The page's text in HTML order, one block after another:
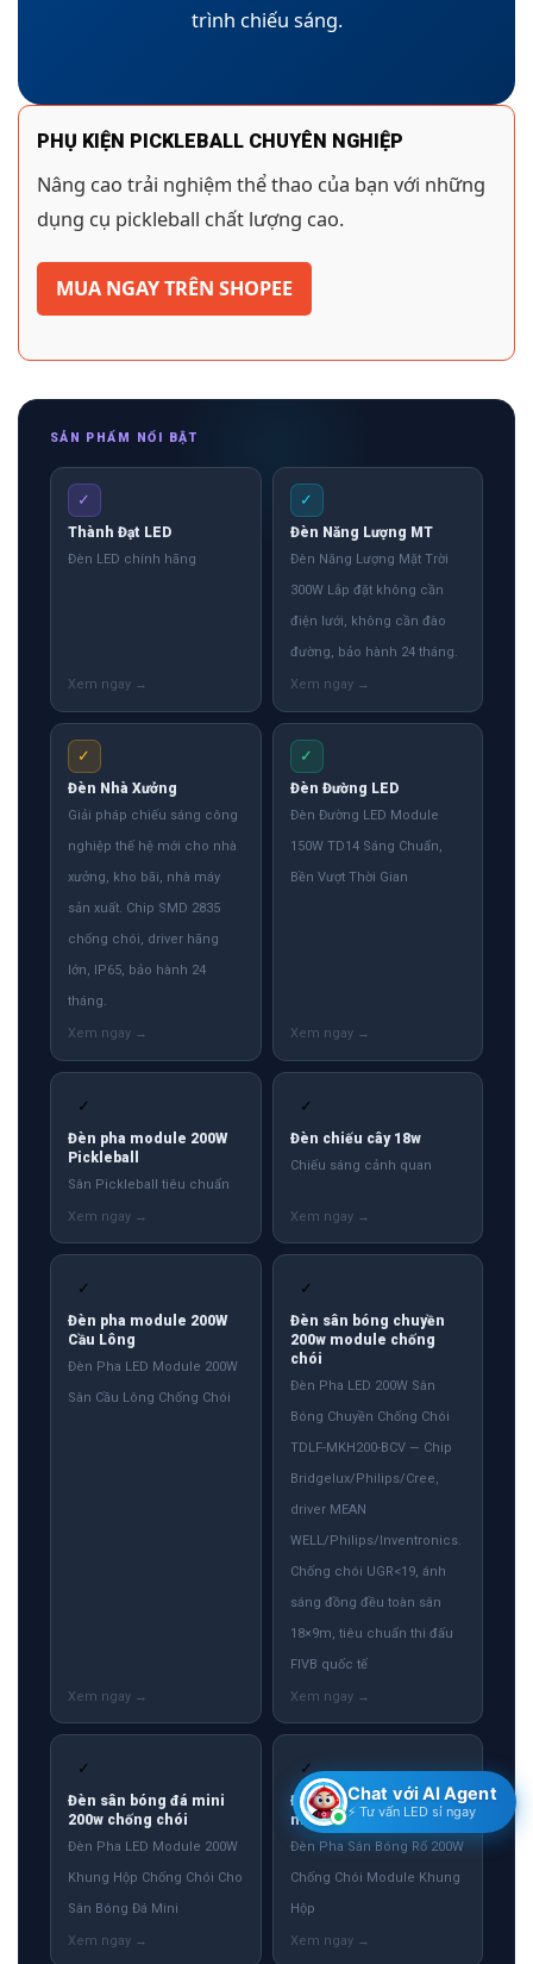
trình chiếu sáng.
PHỤ KIỆN PICKLEBALL CHUYÊN NGHIỆP
Nâng cao trải nghiệm thể thao của bạn với những
dụng cụ pickleball chất lượng cao.
MUA NGAY TRÊN SHOPEE
SẢN PHẨM NỔI BẬT
✓
Thành Đạt LED
Đèn LED chính hãng
✓
Đèn Năng Lượng MT
Đèn Năng Lượng Mặt Trời
300W Lắp đặt không cần
điện lưới, không cần đào
đường, bảo hành 24 tháng.
✓
Đèn Nhà Xưởng
Giải pháp chiếu sáng công
nghiệp thế hệ mới cho nhà
xưởng, kho bãi, nhà máy
sản xuất. Chip SMD 2835
chống chói, driver hãng
lớn, IP65, bảo hành 24
tháng.
✓
Đèn Đường LED
Đèn Đường LED Module
150W TD14 Sáng Chuẩn,
Bền Vượt Thời Gian
✓
Đèn pha module 200W
Pickleball
Sân Pickleball tiêu chuẩn
✓
Đèn chiếu cây 18w
Chiếu sáng cảnh quan
✓
Đèn pha module 200W
Cầu Lông
Đèn Pha LED Module 200W
Sân Cầu Lông Chống Chói
✓
Đèn sân bóng chuyền
200w module chống
chói
Đèn Pha LED 200W Sân
Bóng Chuyền Chống Chói
TDLF-MKH200-BCV — Chip
Bridgelux/Philips/Cree,
driver MEAN
WELL/Philips/Inventronics.
Chống chói UGR<19, ánh
sáng đồng đều toàn sân
18×9m, tiêu chuẩn thi đấu
FIVB quốc tế
✓
Đèn sân bóng đá mini
200w chống chói
Đèn Pha LED Module 200W
Khung Hộp Chống Chói Cho
Sân Bóng Đá Mini
✓
Đèn sân bóng rổ 200w
module cao cấp
Đèn Pha Sân Bóng Rổ 200W
Chống Chói Module Khung
Hộp
Chat với AI Agent
⚡ Tư vấn LED sỉ ngay